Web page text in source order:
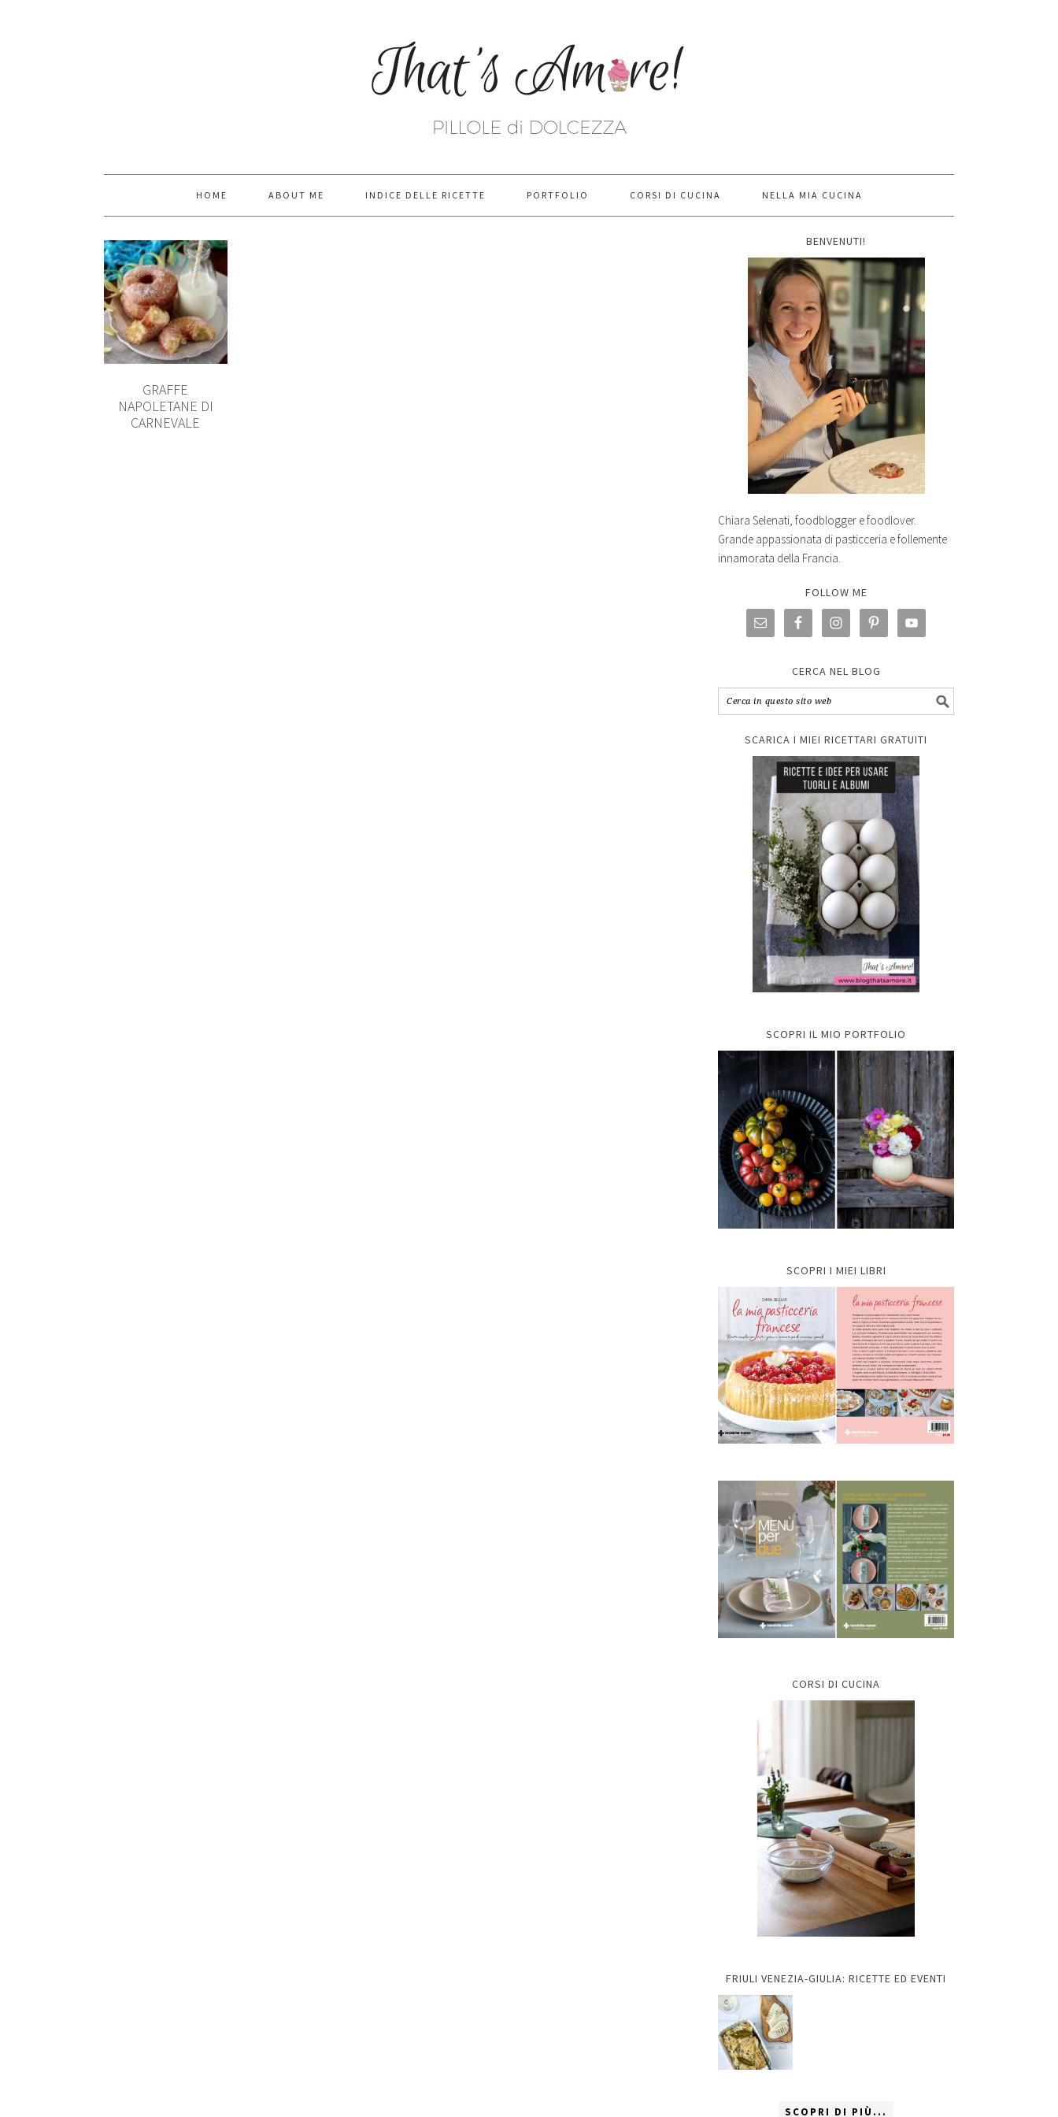
HOME ABOUT ME INDICE DELLE RICETTE PORTFOLIO CORSI DI CUCINA NELLA MIA CUCINA
GRAFFE
NAPOLETANE DI
CARNEVALE
BENVENUTI!
Chiara Selenati, foodblogger e foodlover.
Grande appassionata di pasticceria e follemente
innamorata della Francia.
FOLLOW ME
CERCA NEL BLOG
SCARICA I MIEI RICETTARI GRATUITI
SCOPRI IL MIO PORTFOLIO
SCOPRI I MIEI LIBRI
CORSI DI CUCINA
FRIULI VENEZIA-GIULIA: RICETTE ED EVENTI
SCOPRI DI PIÙ...